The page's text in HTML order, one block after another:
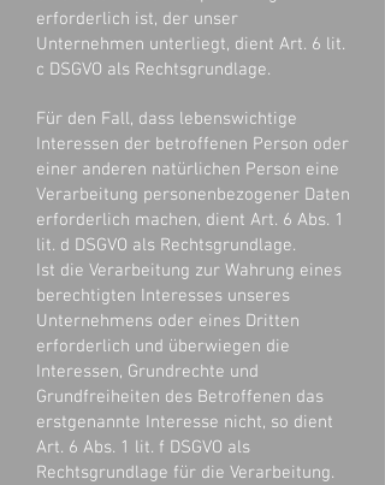
erforderlich ist, der unser
Unternehmen unterliegt, dient Art. 6 lit.
c DSGVO als Rechtsgrundlage.
Für den Fall, dass lebenswichtige
Interessen der betroffenen Person oder
einer anderen natürlichen Person eine
Verarbeitung personenbezogener Daten
erforderlich machen, dient Art. 6 Abs. 1
lit. d DSGVO als Rechtsgrundlage.
Ist die Verarbeitung zur Wahrung eines
berechtigten Interesses unseres
Unternehmens oder eines Dritten
erforderlich und überwiegen die
Interessen, Grundrechte und
Grundfreiheiten des Betroffenen das
erstgenannte Interesse nicht, so dient
Art. 6 Abs. 1 lit. f DSGVO als
Rechtsgrundlage für die Verarbeitung.